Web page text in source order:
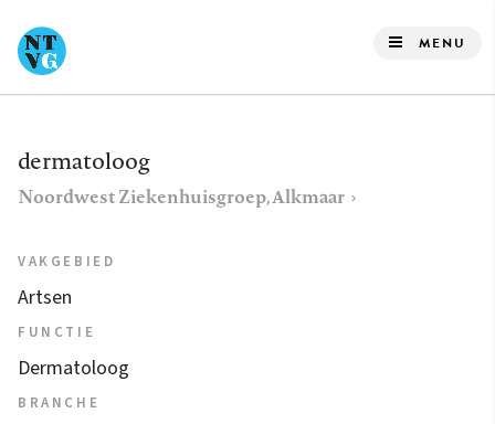
naar
de
gaan
MENU
dermatoloog
Noordwest Ziekenhuisgroep, Alkmaar
VAKGEBIED
Artsen
FUNCTIE
Dermatoloog
BRANCHE